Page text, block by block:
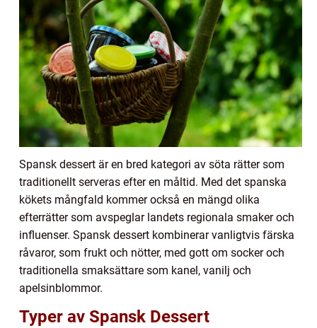
Spansk dessert är en bred kategori av söta rätter som
traditionellt serveras efter en måltid. Med det spanska
kökets mångfald kommer också en mängd olika
efterrätter som avspeglar landets regionala smaker och
influenser. Spansk dessert kombinerar vanligtvis färska
råvaror, som frukt och nötter, med gott om socker och
traditionella smaksättare som kanel, vanilj och
apelsinblommor.
Typer av Spansk Dessert